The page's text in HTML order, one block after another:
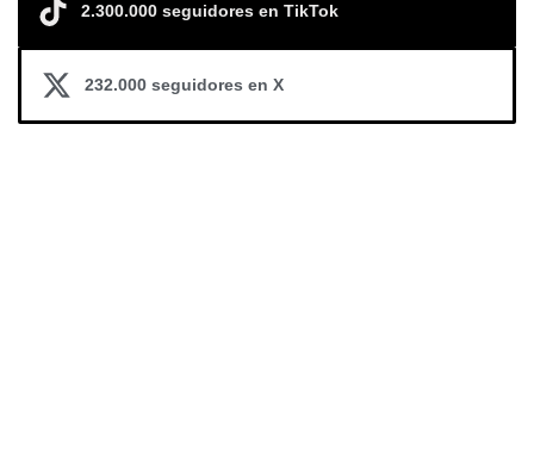
2.300.000 seguidores en TikTok
232.000 seguidores en X